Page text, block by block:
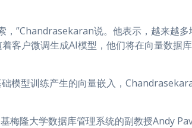
，”Chandrasekaran说。他表示，越来越多
客户微调生成AI模型，他们将在向量数据
模型训练产生的向量嵌入，
梅隆大学数据库管理系统的副教授Andy